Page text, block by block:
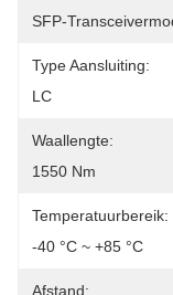
SFP-
Type Aansluiting:
LC
Waallengte:
1550 Nm
Temperatuurbereik:
-40 °C ~ +85 °C
Afstand: